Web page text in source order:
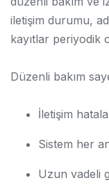
iletişim durumu,
kayıtlar periyodik
Düzenli bakım
İletişim
Sistem her
Uzun vadeli